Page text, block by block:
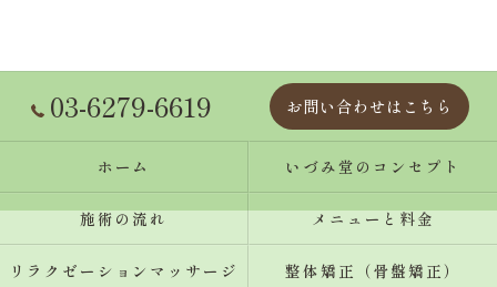
03-6279-6619 お問い合わせはこちら
ホーム いづみ堂のコンセプト
施術の流れ メニューと料金
リラクゼーションマッサージ 整体矯正（骨盤矯正）